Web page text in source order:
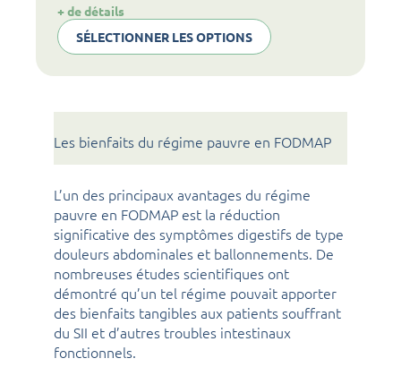
+ de détails
rééquilibre
intestinal
SÉLECTIONNER LES OPTIONS
Les bienfaits du régime pauvre en FODMAP
L’un des principaux avantages du régime
pauvre en FODMAP est la réduction
significative des symptômes digestifs de type
douleurs abdominales et ballonnements. De
nombreuses études scientifiques ont
démontré qu’un tel régime pouvait apporter
des bienfaits tangibles aux patients souffrant
du SII et d’autres troubles intestinaux
fonctionnels.